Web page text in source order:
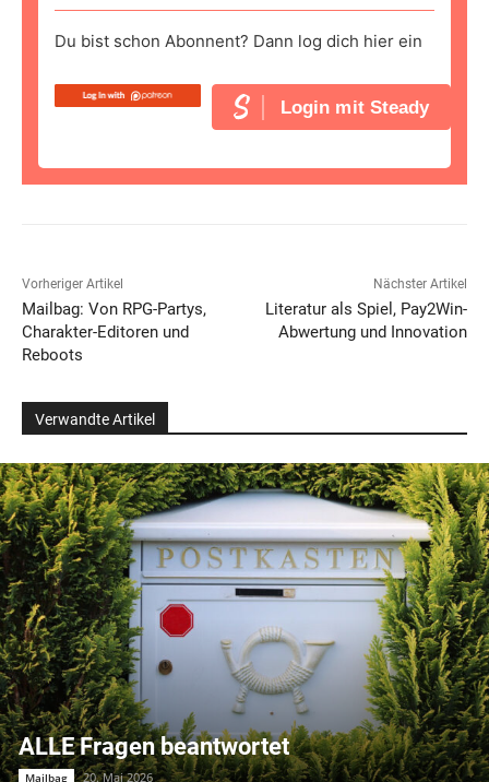
Du bist schon Abonnent? Dann log dich hier ein
Login mit Steady
Vorheriger Artikel
Mailbag: Von RPG-Partys,
Charakter-Editoren und
Reboots
Nächster Artikel
Literatur als Spiel, Pay2Win-
Abwertung und Innovation
Verwandte Artikel
ALLE Fragen beantwortet
Mailbag 20. Mai 2026